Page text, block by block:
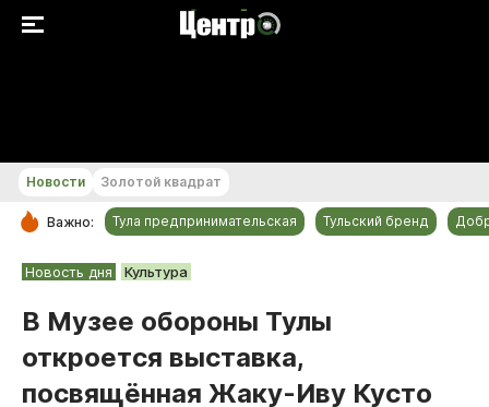
РУБРИКИ
Общество
Культура
Происшествия
Новости Золотой квадрат
Важно: Тула предпринимательская Тульский бренд
Новость дня Культура
В Музее обороны Тулы
откроется выставка,
посвящённая Жаку-Иву Кусто